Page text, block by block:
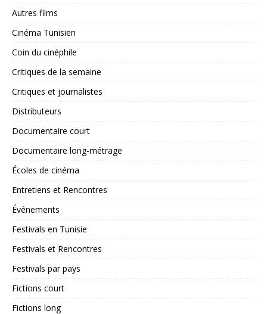
Autres films
Cinéma Tunisien
Coin du cinéphile
Critiques de la semaine
Critiques et journalistes
Distributeurs
Documentaire court
Documentaire long-métrage
Écoles de cinéma
Entretiens et Rencontres
Événements
Festivals en Tunisie
Festivals et Rencontres
Festivals par pays
Fictions court
Fictions long